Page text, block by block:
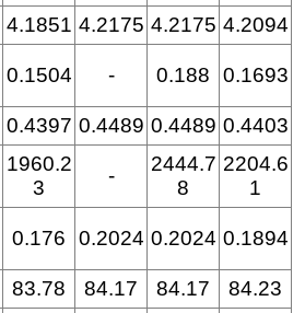
4.1851 4.2175 4.2175 4.2094
0.1504 - 0.188 0.1693
0.4397 0.4489 0.4489 0.4403
1960.2
3
-
2444.7
8
2204.6
1
0.176 0.2024 0.2024 0.1894
83.78 84.17 84.17
84.23